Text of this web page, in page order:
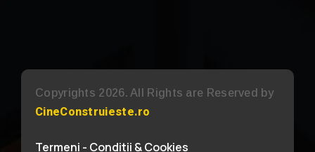
Copyrights 2026. All Rights are Reserved by
CineConstruieste.ro
Termeni - Conditii & Cookies